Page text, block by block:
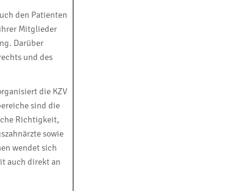
den Patienten
Mitglieder
Darüber
und des
die KZV
sind die
Richtigkeit,
sowie
wendet sich
auch direkt an